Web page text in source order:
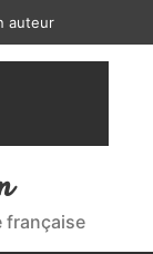
auteur
française